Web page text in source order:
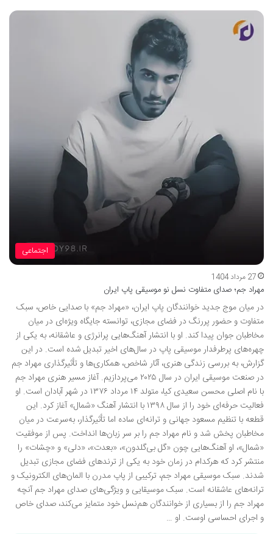
اجتماعی
27 مرداد 1404
مهراد جم؛ صدای متفاوت نسل نو موسیقی پاپ ایران
در میان موج جدید خوانندگان پاپ ایران، «مهراد جم» با صدایی خاص، سبک
متفاوت و حضور پررنگ در فضای مجازی، توانسته جایگاه ویژه‌ای در میان
مخاطبان جوان پیدا کند. او با انتشار آهنگ‌هایی پرانرژی و عاشقانه، به یکی از
چهره‌های پرطرفدار موسیقی پاپ در سال‌های اخیر تبدیل شده است. در این
گزارش، به بررسی زندگی هنری، آثار شاخص، همکاری‌ها و تأثیرگذاری مهراد جم
در صنعت موسیقی ایران در سال ۲۰۲۵ می‌پردازیم. آغاز مسیر هنری مهراد جم
با نام اصلی محسن سعیدی کیا، متولد ۱۴ مرداد ۱۳۷۶ در شهر آبادان است. او
فعالیت حرفه‌ای خود را از سال ۱۳۹۸ با انتشار آهنگ «شمال» آغاز کرد. این
قطعه با تنظیم مسعود جهانی و ترانه‌ای ساده اما تأثیرگذار، به‌سرعت در میان
مخاطبان پخش شد و نام مهراد جم را بر سر زبان‌ها انداخت. پس از موفقیت
«شمال»، او آهنگ‌هایی چون «گل بی‌گلدون»، «بعدت»، «دلی» و «چشات» را
منتشر کرد که هرکدام در زمان خود به یکی از ترندهای فضای مجازی تبدیل
شدند. سبک موسیقی مهراد جم، ترکیبی از پاپ مدرن با المان‌های الکترونیک و
ترانه‌های عاشقانه است. سبک موسیقایی و ویژگی‌های صدای مهراد جم آنچه
مهراد جم را از بسیاری از خوانندگان هم‌نسل خود متمایز می‌کند، صدای خاص
و اجرای احساسی اوست. او …